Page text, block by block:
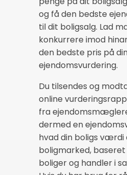
og få den bedste
til dit boligsalg. Lad
konkurrere imod
den bedste pris på
ejendomsvurdering.
Du tilsendes og
online
fra
dermed en
hvad din boligs værdi
boligmarked,
boliger og handler i